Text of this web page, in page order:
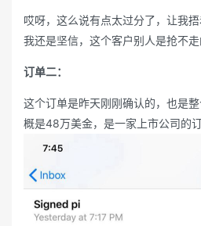
哎呀，这么说有点太过分了，让我捂
我还是坚信，这个客户别人是抢不走
订单二：
这个订单是昨天刚刚确认的，也是
概是48万美金，是一家上市公司的订